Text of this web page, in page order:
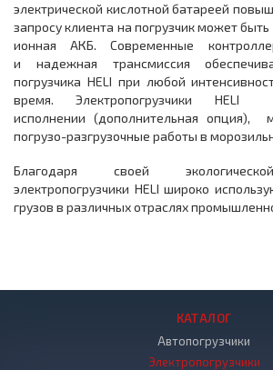
электрической кислотной батареей
запросу клиента на погрузчик может
ионная АКБ. Современные
и надежная трансмиссия
погрузчика HELI при любой
время. Электропогрузчики
исполнении (дополнительная опция),
погрузо-разгрузочные работы в
Благодаря своей
электропогрузчики HELI широко
грузов в различных отраслях
КАТАЛОГ
Автопогрузчики
Электропогрузчики